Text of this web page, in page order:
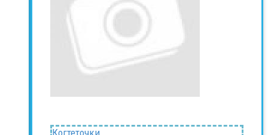
Когтеточки